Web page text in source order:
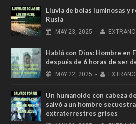
Lluvia de bolas luminosas y
Rusia
MAY 23, 2025 -
Habló con Dios: Hombre en
después de 6 horas de ser
MAY 22, 2025 -
Un humanoide con cabeza
salvó a un hombre
extraterrestres grises